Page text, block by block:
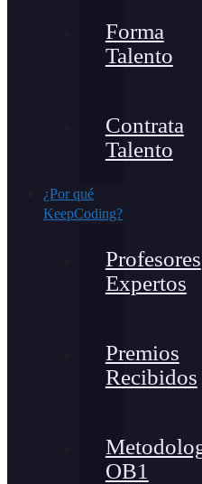
Forma
Talento
Contrata
Talento
¿Por qué
KeepCoding?
Profesores
Expertos
Premios
Recibidos
OB1